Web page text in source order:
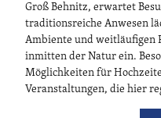
Groß Behnitz, erwartet
traditionsreiche Anwesen
Ambiente und weitläufigen
inmitten der Natur ein.
Möglichkeiten für
Veranstaltungen, die hier